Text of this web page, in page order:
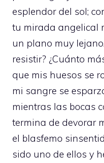
esplendor del sol;
tu mirada angelical
un plano muy
resistir? ¿Cuánto
que mis huesos se
mi sangre se
mientras las bocas
termina de devorar
el blasfemo
sido uno de ellos y